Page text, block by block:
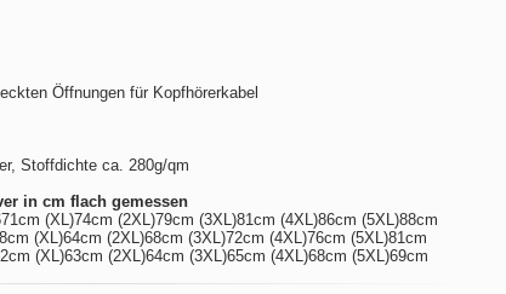
Öffnungen für Kopfhörerkabel
Stoffdichte ca. 280g/qm
in cm flach gemessen
(XL)74cm (2XL)79cm (3XL)81cm (4XL)86cm (5XL)88cm
(XL)64cm (2XL)68cm (3XL)72cm (4XL)76cm (5XL)81cm
(XL)63cm (2XL)64cm (3XL)65cm (4XL)68cm (5XL)69cm